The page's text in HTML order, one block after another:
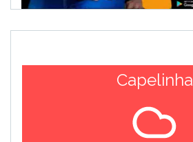
Capelinha